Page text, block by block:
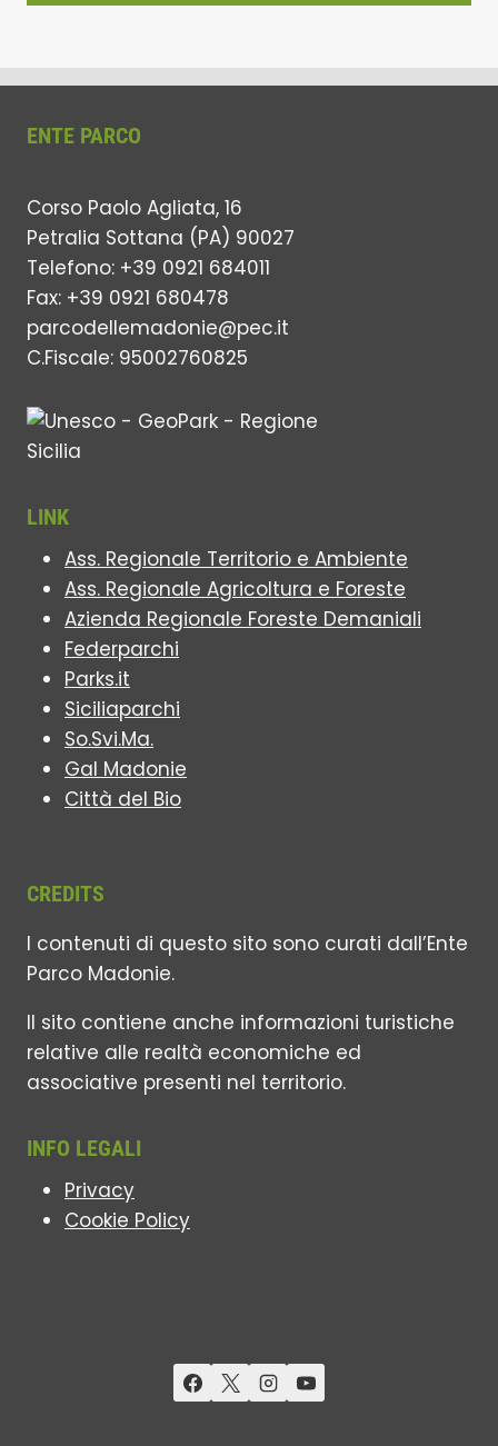
ENTE PARCO
Corso Paolo Agliata, 16
Petralia Sottana (PA) 90027
Telefono: +39 0921 684011
Fax: +39 0921 680478
parcodellemadonie@pec.it
C.Fiscale: 95002760825
LINK
Ass. Regionale Territorio e Ambiente
Ass. Regionale Agricoltura e Foreste
Azienda Regionale Foreste Demaniali
Federparchi
Parks.it
Siciliaparchi
So.Svi.Ma.
Gal Madonie
Città del Bio
CREDITS
I contenuti di questo sito sono curati dall’Ente
Parco Madonie.
Il sito contiene anche informazioni turistiche
relative alle realtà economiche ed
associative presenti nel territorio.
INFO LEGALI
Privacy
Cookie Policy